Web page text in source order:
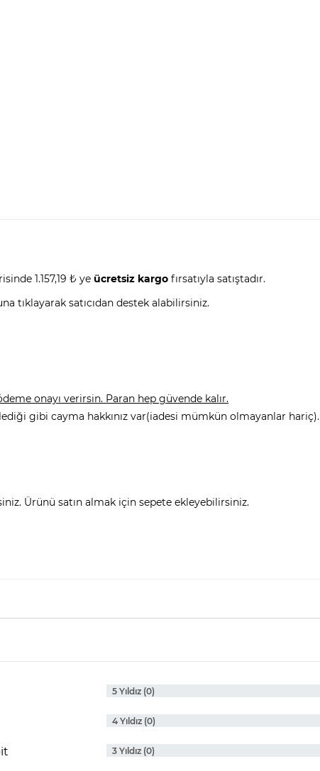
1.157,19 ₺ ye ücretsiz kargo fırsatıyla satıştadır.
tıklayarak satıcıdan destek alabilirsiniz.
onayı verirsin. Paran hep güvende kalır.
gibi cayma hakkınız var(iadesi mümkün olmayanlar hariç).
Ürünü satın almak için sepete ekleyebilirsiniz.
5 Yıldız (0)
4 Yıldız (0)
3 Yıldız (0)